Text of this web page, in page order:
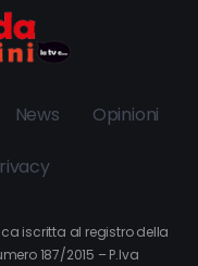
News Opinioni
iscritta al registro della
187/2015 – P.Iva